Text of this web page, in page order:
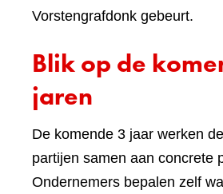
Vorstengrafdonk gebeurt.
Blik op de
jaren
De komende 3 jaar werken
partijen samen aan concrete
Ondernemers bepalen zelf